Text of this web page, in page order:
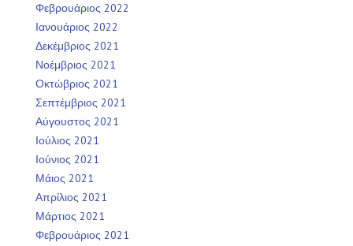
Φεβρουάριος 2022
Ιανουάριος 2022
Δεκέμβριος 2021
Νοέμβριος 2021
Οκτώβριος 2021
Σεπτέμβριος 2021
Αύγουστος 2021
Ιούλιος 2021
Ιούνιος 2021
Μάιος 2021
Απρίλιος 2021
Μάρτιος 2021
Φεβρουάριος 2021